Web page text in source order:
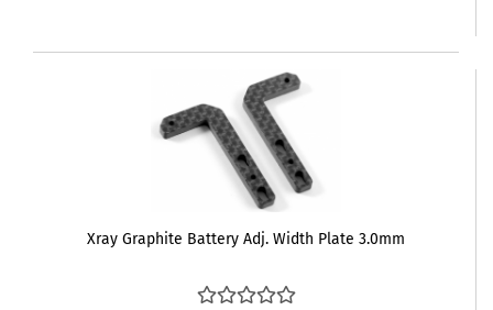
Xray Graphite Battery Adj. Width Plate 3.0mm